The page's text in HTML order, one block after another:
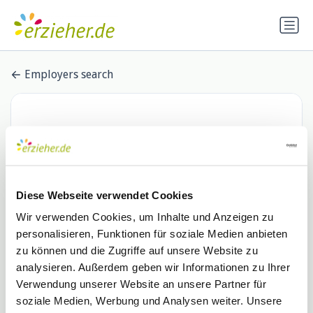
Diese Webseite verwendet Cookies
Wir verwenden Cookies, um Inhalte und Anzeigen zu
personalisieren, Funktionen für soziale Medien anbieten
zu können und die Zugriffe auf unsere Website zu
analysieren. Außerdem geben wir Informationen zu Ihrer
Verwendung unserer Website an unsere Partner für
soziale Medien, Werbung und Analysen weiter. Unsere
Employers search
Teamworker Personaldienst
GmbH
1 Stellenangebot